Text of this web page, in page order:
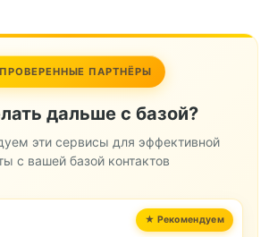
ПРОВЕРЕННЫЕ ПАРТНЁРЫ
дальше с базой?
эти сервисы для эффективной
с вашей базой контактов